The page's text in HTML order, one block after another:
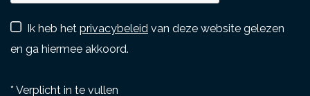
Ik heb het privacybeleid van deze website gelezen
en ga hiermee akkoord.
* Verplicht in te vullen